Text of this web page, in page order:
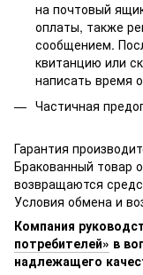
на почтовый
оплаты, также
сообщением.
квитанцию или
написать время
Частичная
Гарантия
Бракованный товар
возвращаются
Условия обмена и
Компания
потребителей» в
надлежащего